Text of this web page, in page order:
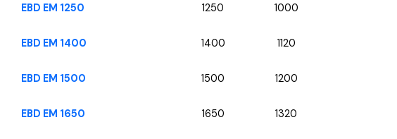
EBD EM 1250 1250 1000
EBD EM 1400 1400 1120
EBD EM 1500 1500 1200
EBD EM 1650 1650 1320